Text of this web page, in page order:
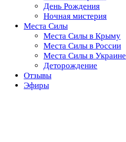
День Рождения
Ночная мистерия
Места Силы
Места Силы в Крыму
Места Силы в России
Места Силы в Украине
Деторождение
Отзывы
Эфиры